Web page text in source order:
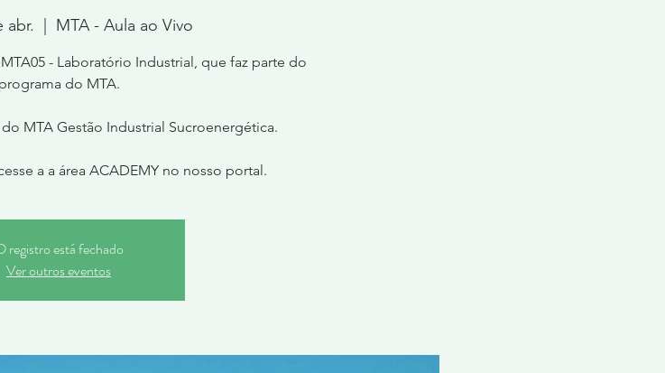
abr. MTA - Aula ao Vivo
- Laboratório Industrial, que faz parte do
programa do MTA.
MTA Gestão Industrial Sucroenergética.
a a área ACADEMY no nosso portal.
registro está fechado
Ver outros eventos